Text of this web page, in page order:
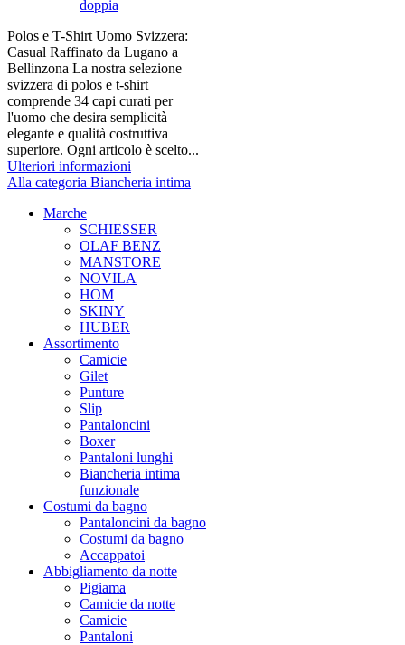
doppia
Polos e T-Shirt Uomo Svizzera:
Casual Raffinato da Lugano a
Bellinzona La nostra selezione
svizzera di polos e t-shirt
comprende 34 capi curati per
l'uomo che desira semplicità
elegante e qualità costruttiva
superiore. Ogni articolo è scelto...
Ulteriori informazioni
Alla categoria Biancheria intima
Marche
SCHIESSER
OLAF BENZ
MANSTORE
NOVILA
HOM
SKINY
HUBER
Assortimento
Camicie
Gilet
Punture
Slip
Pantaloncini
Boxer
Pantaloni lunghi
Biancheria intima
funzionale
Costumi da bagno
Pantaloncini da bagno
Costumi da bagno
Accappatoi
Abbigliamento da notte
Pigiama
Camicie da notte
Camicie
Pantaloni